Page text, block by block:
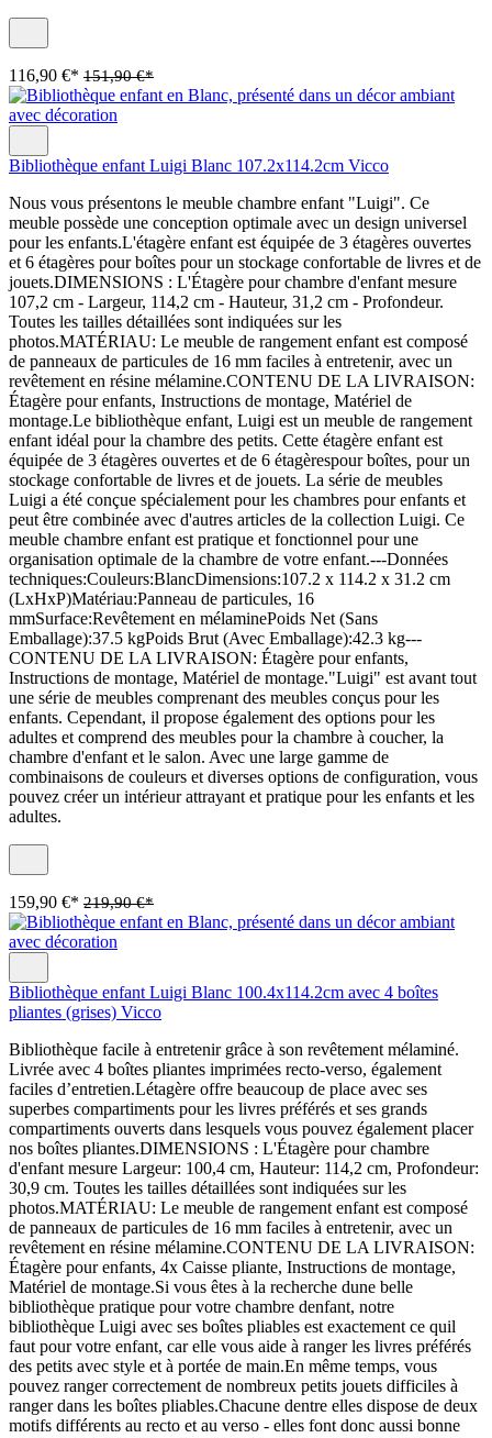
116,90 €* 151,90 €*
Bibliothèque enfant Luigi Blanc 107.2x114.2cm Vicco
Nous vous présentons le meuble chambre enfant "Luigi". Ce
meuble possède une conception optimale avec un design universel
pour les enfants.L'étagère enfant est équipée de 3 étagères ouvertes
et 6 étagères pour boîtes pour un stockage confortable de livres et de
jouets.DIMENSIONS : L'Étagère pour chambre d'enfant mesure
107,2 cm - Largeur, 114,2 cm - Hauteur, 31,2 cm - Profondeur.
Toutes les tailles détaillées sont indiquées sur les
photos.MATÉRIAU: Le meuble de rangement enfant est composé
de panneaux de particules de 16 mm faciles à entretenir, avec un
revêtement en résine mélamine.CONTENU DE LA LIVRAISON:
Étagère pour enfants, Instructions de montage, Matériel de
montage.Le bibliothèque enfant, Luigi est un meuble de rangement
enfant idéal pour la chambre des petits. Cette étagère enfant est
équipée de 3 étagères ouvertes et de 6 étagèrespour boîtes, pour un
stockage confortable de livres et de jouets. La série de meubles
Luigi a été conçue spécialement pour les chambres pour enfants et
peut être combinée avec d'autres articles de la collection Luigi. Ce
meuble chambre enfant est pratique et fonctionnel pour une
organisation optimale de la chambre de votre enfant.---Données
techniques:Couleurs:BlancDimensions:107.2 x 114.2 x 31.2 cm
(LxHxP)Matériau:Panneau de particules, 16
mmSurface:Revêtement en mélaminePoids Net (Sans
Emballage):37.5 kgPoids Brut (Avec Emballage):42.3 kg---
CONTENU DE LA LIVRAISON: Étagère pour enfants,
Instructions de montage, Matériel de montage."Luigi" est avant tout
une série de meubles comprenant des meubles conçus pour les
enfants. Cependant, il propose également des options pour les
adultes et comprend des meubles pour la chambre à coucher, la
chambre d'enfant et le salon. Avec une large gamme de
combinaisons de couleurs et diverses options de configuration, vous
pouvez créer un intérieur attrayant et pratique pour les enfants et les
adultes.
159,90 €* 219,90 €*
Bibliothèque enfant Luigi Blanc 100.4x114.2cm avec 4 boîtes
pliantes (grises) Vicco
Bibliothèque facile à entretenir grâce à son revêtement mélaminé.
Livrée avec 4 boîtes pliantes imprimées recto-verso, également
faciles d’entretien.Létagère offre beaucoup de place avec ses
superbes compartiments pour les livres préférés et ses grands
compartiments ouverts dans lesquels vous pouvez également placer
nos boîtes pliantes.DIMENSIONS : L'Étagère pour chambre
d'enfant mesure Largeur: 100,4 cm, Hauteur: 114,2 cm, Profondeur:
30,9 cm. Toutes les tailles détaillées sont indiquées sur les
photos.MATÉRIAU: Le meuble de rangement enfant est composé
de panneaux de particules de 16 mm faciles à entretenir, avec un
revêtement en résine mélamine.CONTENU DE LA LIVRAISON:
Étagère pour enfants, 4x Caisse pliante, Instructions de montage,
Matériel de montage.Si vous êtes à la recherche dune belle
bibliothèque pratique pour votre chambre denfant, notre
bibliothèque Luigi avec ses boîtes pliables est exactement ce quil
faut pour votre enfant, car elle vous aide à ranger les livres préférés
des petits avec style et à portée de main.En même temps, vous
pouvez ranger correctement de nombreux petits jouets difficiles à
ranger dans les boîtes pliables.Chacune dentre elles dispose de deux
motifs différents au recto et au verso - elles font donc aussi bonne